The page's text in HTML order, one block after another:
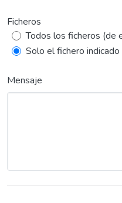
Ficheros
Todos los ficheros (de
Solo el fichero indicado
Mensaje